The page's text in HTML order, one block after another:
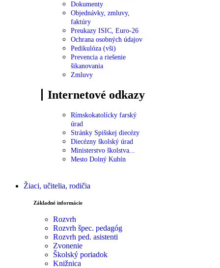
Dokumenty
Objednávky, zmluvy,
faktúry
Preukazy ISIC, Euro-26
Ochrana osobných údajov
Pedikulóza (vši)
Prevencia a riešenie
šikanovania
Zmluvy
Internetové odkazy
Rímskokatolícky farský
úrad
Stránky Spišskej diecézy
Diecézny školský úrad
Ministerstvo školstva...
Mesto Dolný Kubín
Žiaci, učitelia, rodičia
Základné informácie
Rozvrh
Rozvrh špec. pedagóg
Rozvrh ped. asistenti
Zvonenie
Školský poriadok
Knižnica